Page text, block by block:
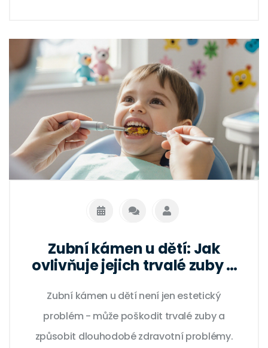
Zubní kámen u dětí: Jak
ovlivňuje jejich trvalé zuby a
Zubní kámen u dětí není jen estetický
problém - může poškodit trvalé zuby a
způsobit dlouhodobé zdravotní problémy.